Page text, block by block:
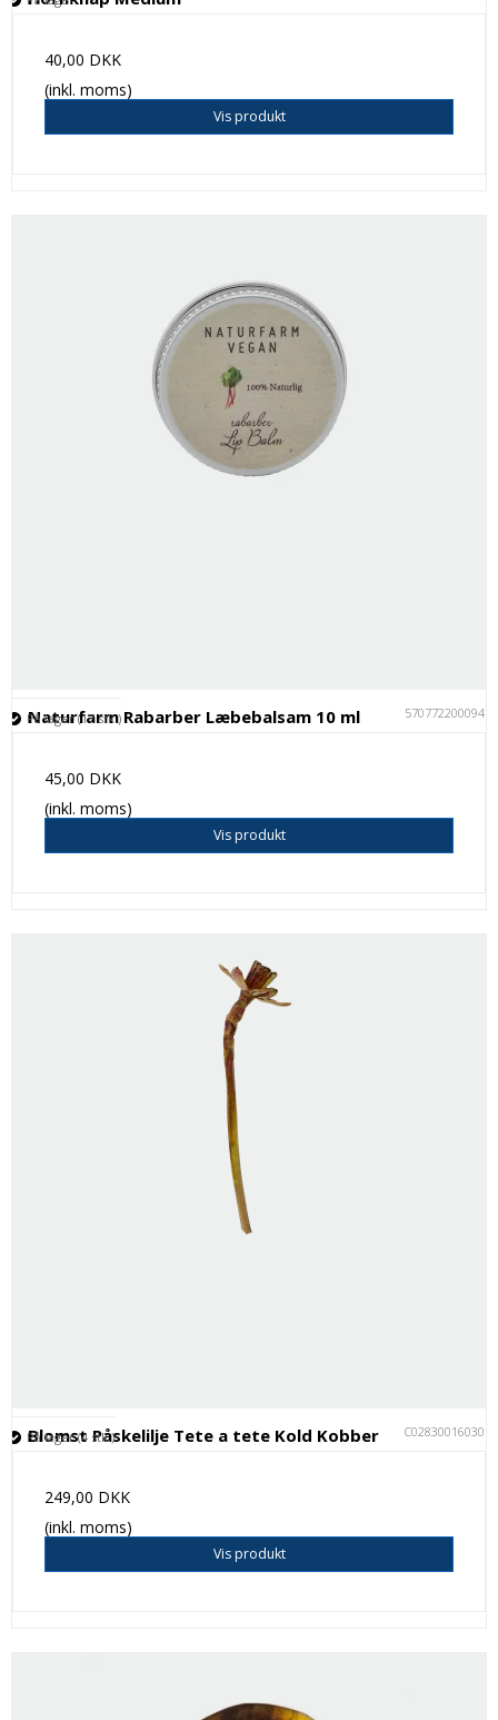
40,00 DKK
(inkl. moms)
Vis produkt
Naturfarm Rabarber Læbebalsam 10 ml 5707722000947
På lager (17 stk.)
45,00 DKK
(inkl. moms)
Vis produkt
Blomst Påskelilje Tete a tete Kold Kobber C028300160301
På lager (4 stk.)
249,00 DKK
(inkl. moms)
Vis produkt